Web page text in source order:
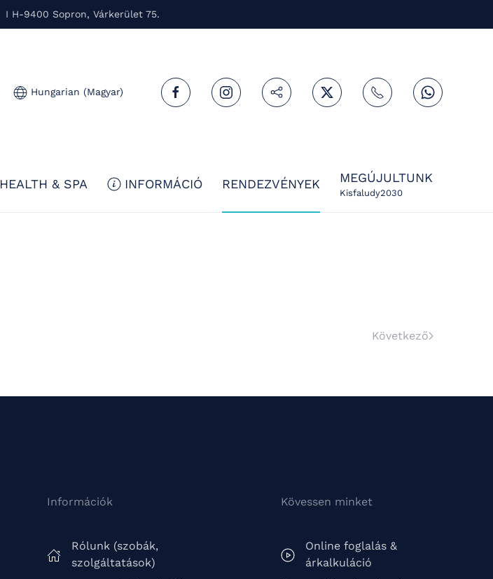
I H-9400 Sopron, Várkerület 75.
Hungarian (Magyar)
HEALTH & SPA INFORMÁCIÓ RENDEZVÉNYEK MEGÚJULTUNK
Kisfaludy2030
Következő
Információk
Rólunk (szobák,
szolgáltatások)
Kövessen minket
Online foglalás &
árkalkuláció